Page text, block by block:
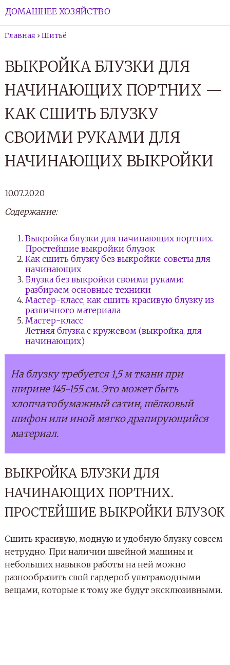
ДОМАШНЕЕ ХОЗЯЙСТВО
Главная › Шитьё
ВЫКРОЙКА БЛУЗКИ ДЛЯ
НАЧИНАЮЩИХ ПОРТНИХ —
КАК СШИТЬ БЛУЗКУ
СВОИМИ РУКАМИ ДЛЯ
НАЧИНАЮЩИХ ВЫКРОЙКИ
10.07.2020
Содержание:
Выкройка блузки для начинающих портних.
Простейшие выкройки блузок
Как сшить блузку без выкройки: советы для
начинающих
Блузка без выкройки своими руками:
разбираем основные техники
Мастер-класс, как сшить красивую блузку из
различного материала
Мастер-класс
Летняя блузка с кружевом (выкройка, для
начинающих)
На блузку требуется 1,5 м ткани при
ширине 145-155 см. Это может быть
хлопчатобумажный сатин, шёлковый
шифон или иной мягко драпирующийся
материал.
ВЫКРОЙКА БЛУЗКИ ДЛЯ
НАЧИНАЮЩИХ ПОРТНИХ.
ПРОСТЕЙШИЕ ВЫКРОЙКИ БЛУЗОК
Сшить красивую, модную и удобную блузку совсем
нетрудно. При наличии швейной машины и
небольших навыков работы на ней можно
разнообразить свой гардероб ультрамодными
вещами, которые к тому же будут эксклюзивными.